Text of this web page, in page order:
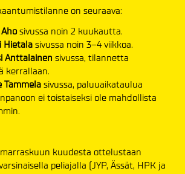
on seuraava:
sivussa noin 2 kuukautta.
Hietala sivussa noin 3–4 viikkoa.
Anttalainen sivussa, tilannetta
kerrallaan.
Tammela sivussa, paluuaikataulua
ei toistaiseksi ole mahdollista
kuudesta ottelustaan
peliajalla (JYP, Ässät, HPK ja